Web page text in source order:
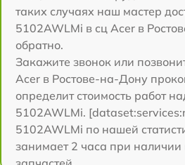
таких случаях наш мастер
5102AWLMi в сц Acer в
обратно.
Закажите звонок или
Acer в Ростове-на-Дону
определит стоимость работ
5102AWLMi.
5102AWLMi по нашей
занимает 2 часа при